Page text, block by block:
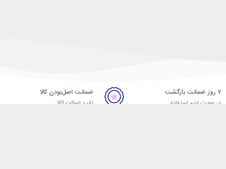
۷ روز ضمانت بازگشت
در صورت عدم استفاده
ضمانت اصل‌بودن کالا
تایید اصالت کالا